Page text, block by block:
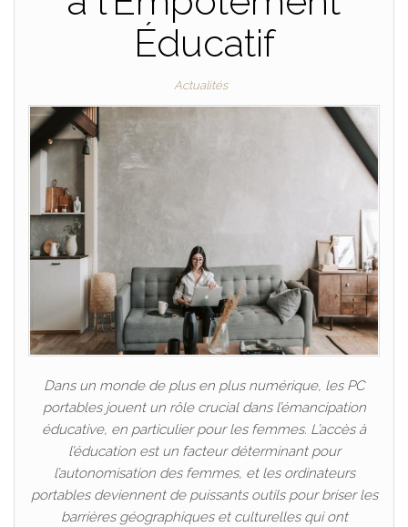
Éducatif
Actualités
Dans un monde de plus en plus numérique, les PC
portables jouent un rôle crucial dans l’émancipation
éducative, en particulier pour les femmes. L’accès à
l’éducation est un facteur déterminant pour
l’autonomisation des femmes, et les ordinateurs
portables deviennent de puissants outils pour briser les
barrières géographiques et culturelles qui ont